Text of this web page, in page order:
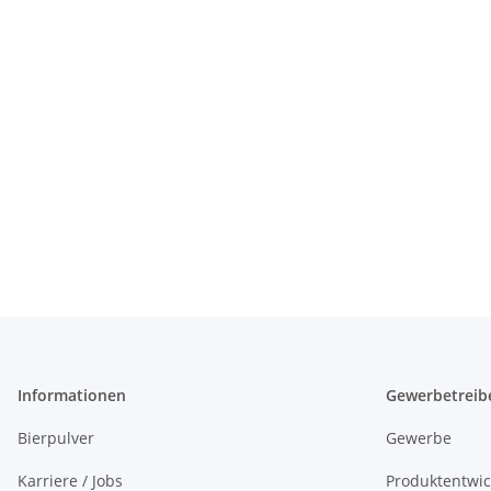
Informationen
Bierpulver
Karriere / Jobs
Gewerbe